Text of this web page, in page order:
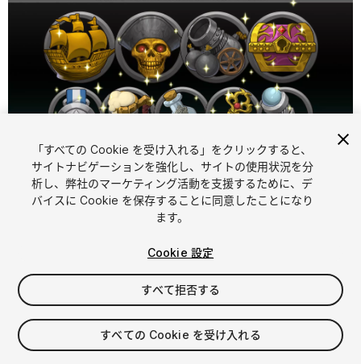
1 /4
$17
消費税は決済時に計算されます
「すべての Cookie を受け入れる」をクリックすると、
サイトナビゲーションを強化し、サイトの使用状況を分
析し、弊社のマーケティング活動を支援するために、デ
バイスに Cookie を保存することに同意したことになり
ます。
Cookie 設定
すべて拒否する
すべての Cookie を受け入れる